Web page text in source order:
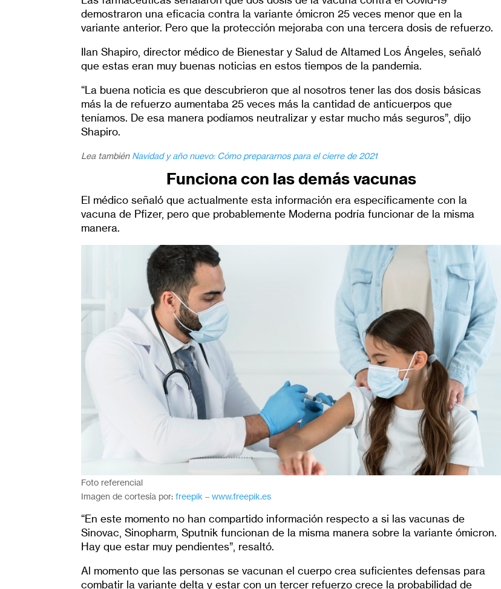
demostraron una eficacia contra la variante ómicron 25 veces menor que en la
variante anterior. Pero que la protección mejoraba con una tercera dosis de refuerzo.
Ilan Shapiro, director médico de Bienestar y Salud de Altamed Los Ángeles, señaló
que estas eran muy buenas noticias en estos tiempos de la pandemia.
“La buena noticia es que descubrieron que al nosotros tener las dos dosis básicas
más la de refuerzo aumentaba 25 veces más la cantidad de anticuerpos que
teníamos. De esa manera podíamos neutralizar y estar mucho más seguros”, dijo
Shapiro.
Lea también Navidad y año nuevo: Cómo prepararnos para el cierre de 2021
Funciona con las demás vacunas
El médico señaló que actualmente esta información era específicamente con la
vacuna de Pfizer, pero que probablemente Moderna podría funcionar de la misma
manera.
Foto referencial
Imagen de cortesía por:freepik – www.freepik.es
“En este momento no han compartido información respecto a si las vacunas de
Sinovac, Sinopharm, Sputnik funcionan de la misma manera sobre la variante ómicron.
Hay que estar muy pendientes”, resaltó.
Al momento que las personas se vacunan el cuerpo crea suficientes defensas para
combatir la variante delta y estar con un tercer refuerzo crece la probabilidad de